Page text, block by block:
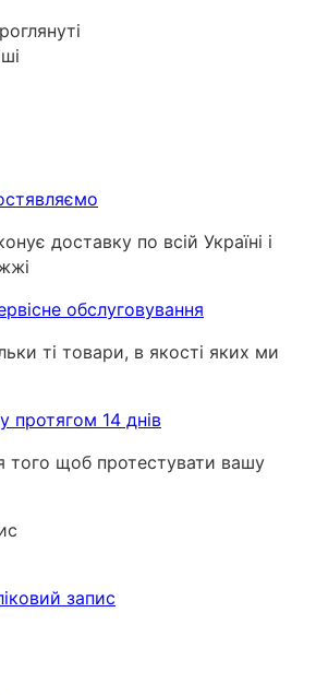
доставку по всій Україні і
обслуговування
ті товари, в якості яких ми
протягом 14 днів
того щоб протестувати вашу
запис